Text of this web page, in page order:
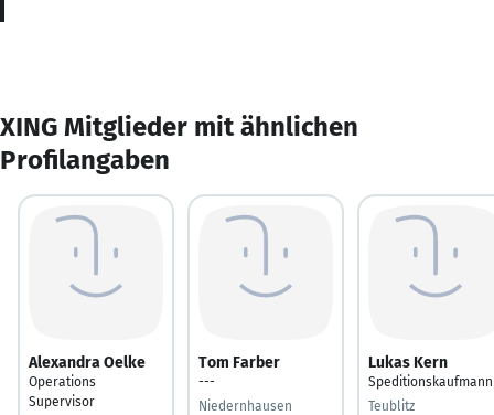
XING Mitglieder mit ähnlichen
Profilangaben
Alexandra Oelke
Operations
Supervisor
Tom Farber
---
Niedernhausen
Lukas Kern
Speditionskaufmann
Teublitz